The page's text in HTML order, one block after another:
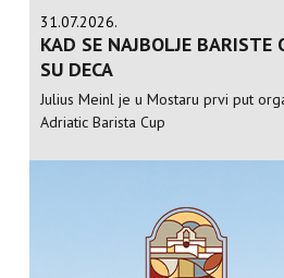
31.07.2026.
KAD SE NAJBOLJE BARISTE
SU DECA
Julius Meinl je u Mostaru prvi put
Adriatic Barista Cup